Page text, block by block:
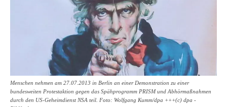
Menschen nehmen am 27.07.2013 in Berlin an einer Demonstration zu einer
bundesweiten Protestaktion gegen das Spähprogramm PRISM und Abhörmaßnahmen
durch den US-Geheimdienst NSA teil. Foto: Wolfgang Kumm/dpa +++(c) dpa -